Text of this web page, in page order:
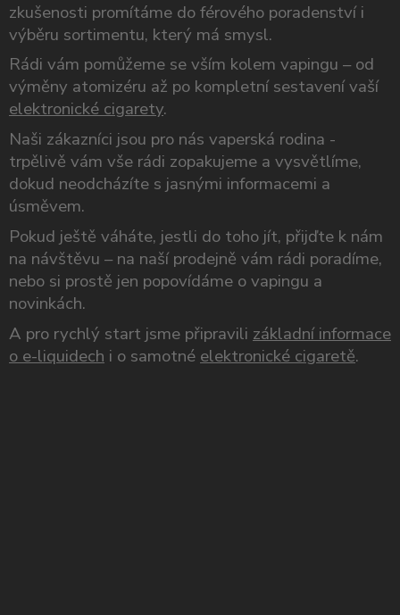
zkušenosti promítáme do férového poradenství i
výběru sortimentu, který má smysl.
Rádi vám pomůžeme se vším kolem vapingu – od
výměny atomizéru až po kompletní sestavení vaší
elektronické cigarety.
Naši zákazníci jsou pro nás vaperská rodina -
trpělivě vám vše rádi zopakujeme a vysvětlíme,
dokud neodcházíte s jasnými informacemi a
úsměvem.
Pokud ještě váháte, jestli do toho jít, přijďte k nám
na návštěvu – na naší prodejně vám rádi poradíme,
nebo si prostě jen popovídáme o vapingu a
novinkách.
A pro rychlý start jsme připravili základní informace
o e-liquidech i o samotné elektronické cigaretě.